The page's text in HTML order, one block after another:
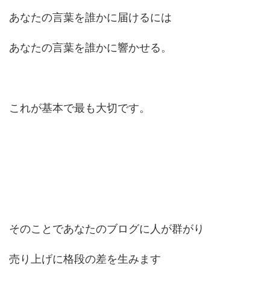
あなたの言葉を誰かに届けるには
あなたの言葉を誰かに響かせる。
これが基本で最も大切です。
そのことであなたのブログに人が群がり
売り上げに格段の差を生みます